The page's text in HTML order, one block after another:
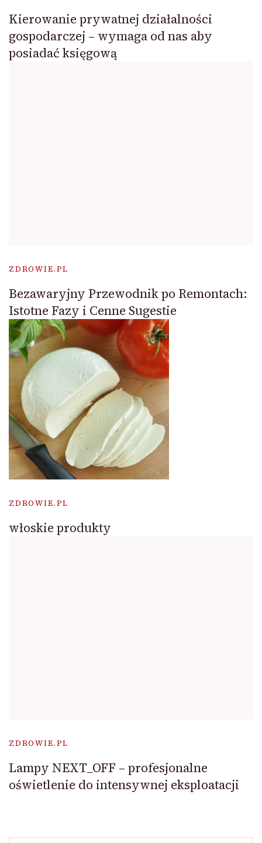
Kierowanie prywatnej działalności
gospodarczej – wymaga od nas aby
posiadać księgową
ZDROWIE.PL
Bezawaryjny Przewodnik po Remontach:
Istotne Fazy i Cenne Sugestie
ZDROWIE.PL
włoskie produkty
ZDROWIE.PL
Lampy NEXT_OFF – profesjonalne
oświetlenie do intensywnej eksploatacji